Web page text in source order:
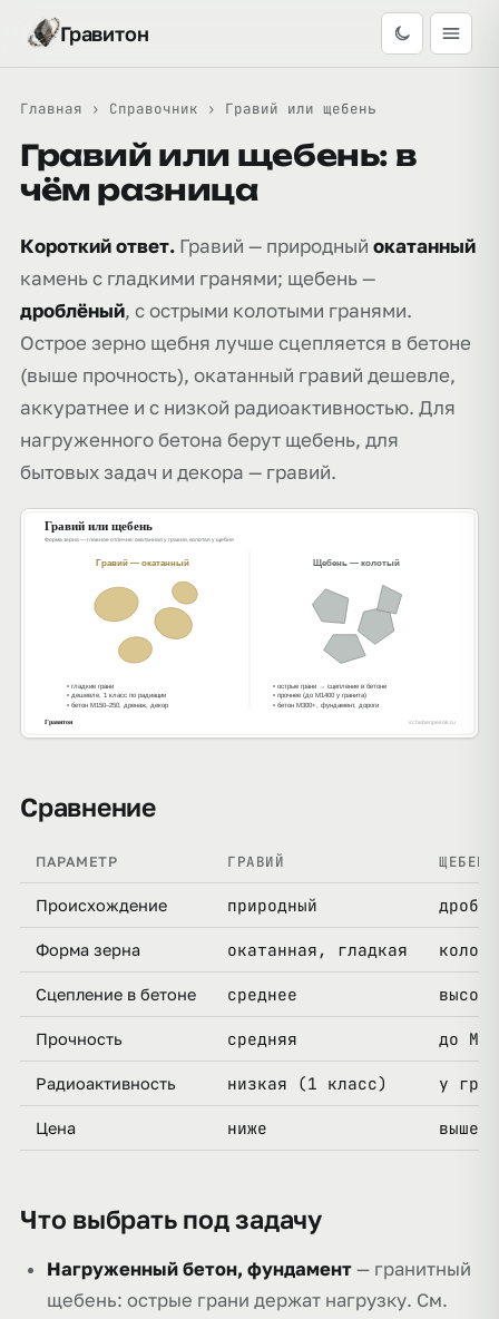
Гравитон
Главная › Справочник › Гравий или щебень
Гравий или щебень: в
чём разница
Короткий ответ. Гравий — природный окатанный
камень с гладкими гранями; щебень —
дроблёный, с острыми колотыми гранями.
Острое зерно щебня лучше сцепляется в бетоне
(выше прочность), окатанный гравий дешевле,
аккуратнее и с низкой радиоактивностью. Для
нагруженного бетона берут щебень, для
бытовых задач и декора — гравий.
Сравнение
ПАРАМЕТР ГРАВИЙ ЩЕБЕНЬ
Происхождение природный
Форма зерна окатанная, гладкая
Сцепление в бетоне среднее
Прочность средняя до
Радиоактивность низкая (1 класс) у
Цена ниже выше
Что выбрать под задачу
Нагруженный бетон, фундамент — гранитный
щебень: острые грани держат нагрузку. См.